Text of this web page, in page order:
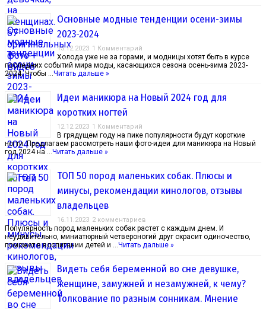
Основные модные тенденции осени-зимы
2023-2024
13.12.2023 1 Комментарий
Холода уже не за горами, и модницы хотят быть в курсе
последних событий мира моды, касающихся сезона осень-зима 2023-
2024. Чтобы …Читать дальше »
Идеи маникюра на Новый 2024 год для
коротких ногтей
12.12.2023 1 Комментарий
В грядущем году на пике популярности будут короткие
ногти. Предлагаем рассмотреть наши фото-идеи для маникюра на Новый
год 2024 на …Читать дальше »
ТОП 50 пород маленьких собак. Плюсы и
минусы, рекомендации кинологов, отзывы
владельцев
16.11.2023 2 комментариев
Популярность пород маленьких собак растет с каждым днем. И
неудивительно, миниатюрный четвероногий друг скрасит одиночество,
поможет в воспитании детей и …Читать дальше »
Видеть себя беременной во сне девушке,
женщине, замужней и незамужней, к чему?
Толкование по разным сонникам. Мнение